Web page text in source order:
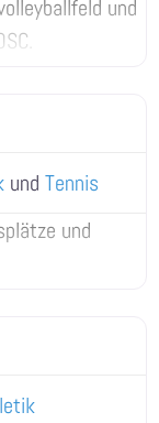
und
und Tennis
und